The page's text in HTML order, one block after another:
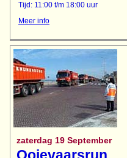
Tijd: 11:00 t/m 18:00 uur
Meer info
zaterdag 19 September
Ooievaarsrun